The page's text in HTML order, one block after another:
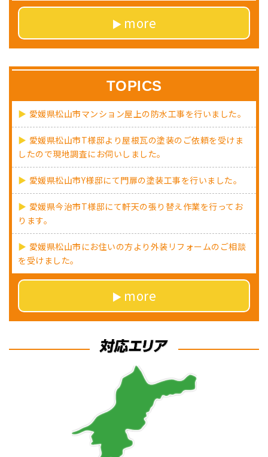
more
TOPICS
愛媛県松山市マンション屋上の防水工事を行いました。
愛媛県松山市T様邸より屋根瓦の塗装のご依頼を受けま
したので現地調査にお伺いしました。
愛媛県松山市Y様邸にて門扉の塗装工事を行いました。
愛媛県今治市T様邸にて軒天の張り替え作業を行ってお
ります。
愛媛県松山市にお住いの方より外装リフォームのご相談
を受けました。
more